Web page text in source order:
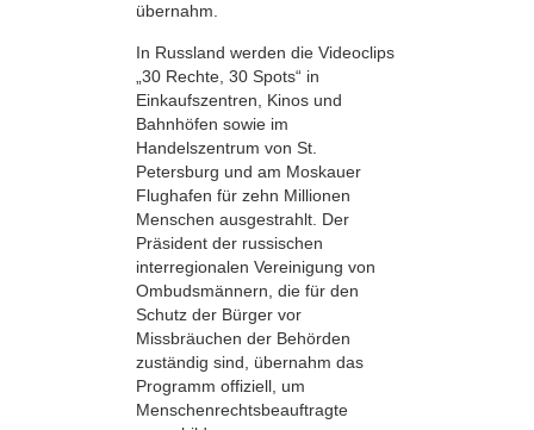
übernahm.
In Russland werden die Videoclips
„30 Rechte, 30 Spots“ in
Einkaufszentren, Kinos und
Bahnhöfen sowie im
Handelszentrum von St.
Petersburg und am Moskauer
Flughafen für zehn Millionen
Menschen ausgestrahlt. Der
Präsident der russischen
interregionalen Vereinigung von
Ombudsmännern, die für den
Schutz der Bürger vor
Missbräuchen der Behörden
zuständig sind, übernahm das
Programm offiziell, um
Menschenrechtsbeauftragte